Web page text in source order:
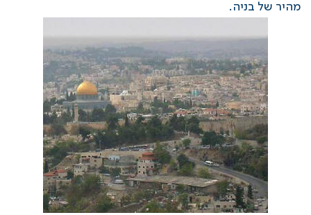
מהיר של בניה.